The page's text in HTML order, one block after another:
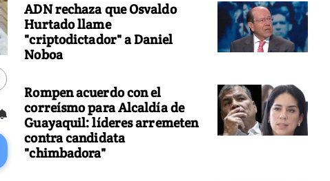
ADN rechaza que Osvaldo
Hurtado llame
"criptodictador" a Daniel
Noboa
Rompen acuerdo con el
correísmo para Alcaldía de
Guayaquil: líderes arremeten
contra candidata
"chimbadora"